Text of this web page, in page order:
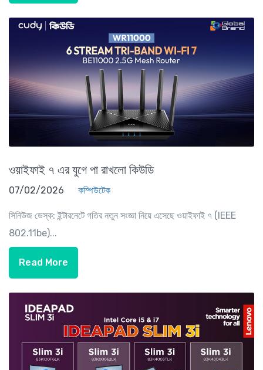
ওয়াইফাই ৭ এর যুগে পা রাখলো কিউডি
07/02/2026 কম্পিউটেক
সিনিউজ ডেস্ক: ইন্টারনেটে গতির নতুন সংজ্ঞা নিয়ে এসেছে ওয়াইফাই ৭ (IEEE
802.11be)...
Read More